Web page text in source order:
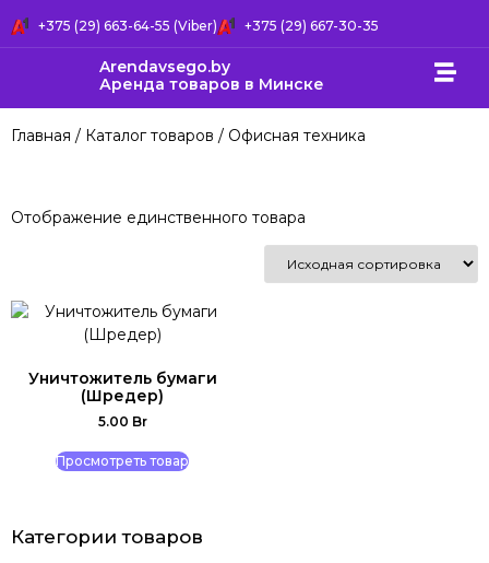
+375 (29) 663-64-55 (Viber) +375 (29) 667-30-35
Arendavsego.by
Аренда товаров в Минске
Главная / Каталог товаров / Офисная техника
Категории товаров
Отображение единственного товара
Уничтожитель бумаги
(Шредер)
5.00 Br
Просмотреть товар